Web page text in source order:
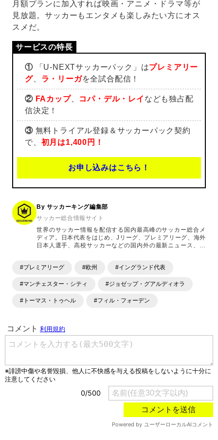
月額プランに加入すれば映画・アニメ・ドラマ等が
見放題。サッカーもエンタメも楽しみたい方にオス
スメだ。
①「U-NEXTサッカーパック」はプレミアリー
グ、 ラ・リーガを全試合配信！
② FAカップ、 コパ・デル・レイ なども独占配
信決定！
③無料トライアル登録＆サッカーパック契約
で、 初月は1,400円！
お申し込みはこちら！
By サッカーキング編集部
サッカー総合情報サイト
世界のサッカー情報を配信する国内最高峰のサッカー総合メ
ディア。日本代表をはじめ、Jリーグ、プレミアリーグ、海外
日本人選手、高校サッカーなどの国内外の最新ニュース、コ
ます。「X」「Instagram」「YouTube」「TikTok」など、
#プレミアリーグ #欧州 #イングランド代表
#マンチェスター・シティ #ジョゼップ・グアルディオラ
#トーマス・トゥヘル #フィル・フォーデン